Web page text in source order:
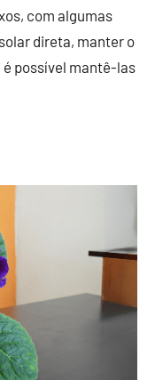
com algumas
direta, manter o
possível mantê-las